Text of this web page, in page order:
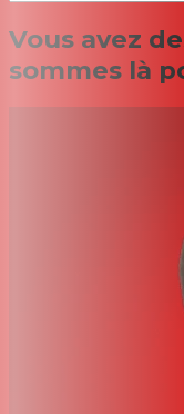
Vous avez
sommes là